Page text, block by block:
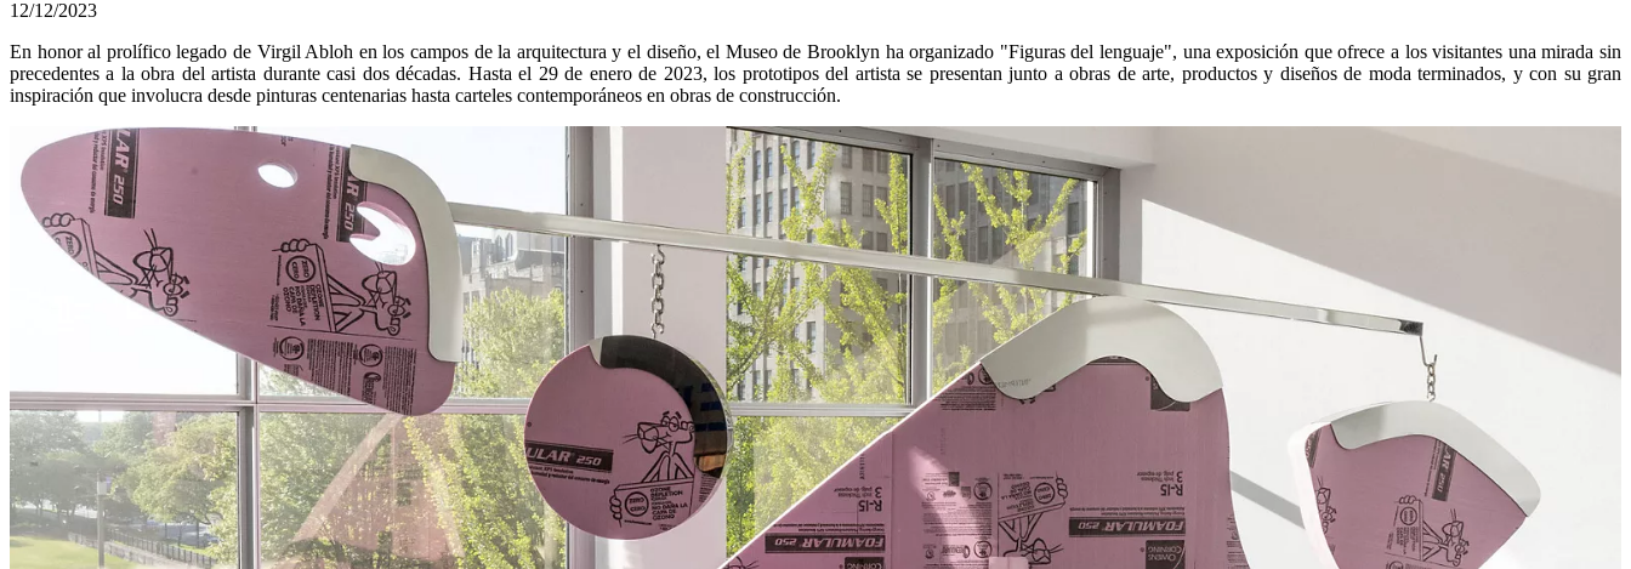
12/12/2023
En honor al prolífico legado de Virgil Abloh en los campos de la arquitectura y el diseño, el Museo de Brooklyn ha organizado "Figuras del lenguaje", una exposición que ofrece a los visitantes una mirada sin
precedentes a la obra del artista durante casi dos décadas. Hasta el 29 de enero de 2023, los prototipos del artista se presentan junto a obras de arte, productos y diseños de moda terminados, y con su gran
inspiración que involucra desde pinturas centenarias hasta carteles contemporáneos en obras de construcción.